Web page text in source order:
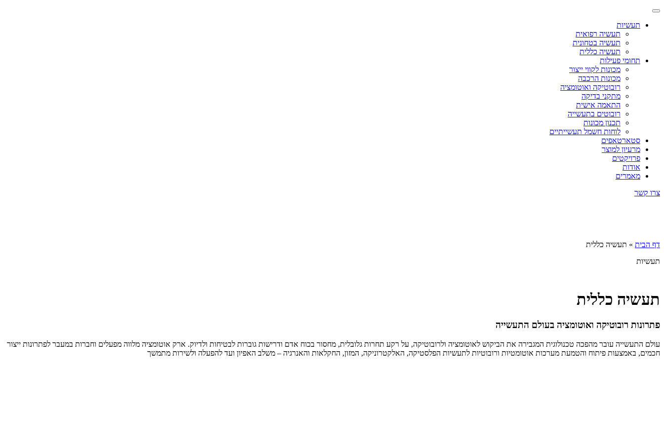
תעשיות
תעשיה רפואית
תעשיה בטחונית
תעשיה כללית
תחומי פעילות
מכונות לקווי ייצור
מכונות הרכבה
רובוטיקה ואוטומציה
מתקני בדיקה
התאמה אישית
רובוטים בתעשייה
תכנון מכונות
לוחות חשמל תעשייתיים
סטארטאפים
מרעיון למוצר
פרויקטים
אודות
מאמרים
צרו קשר
דף הבית » תעשיה כללית
תעשיות
תעשיה כללית
פתרונות רובוטיקה ואוטומציה בעולם התעשייה
עולם התעשייה עובר מהפכה טכנולוגית המגבירה את הביקוש לאוטומציה ולרובוטיקה, על רקע תחרות גלובלית, מחסור בכוח אדם ודרישות גוברות לבטיחות ולדיוק. ארק אוטומציה מלווה מפעלים וחברות במעבר לפתרונות ייצור
חכמים, באמצעות פיתוח והטמעת מערכות אוטומטיות ורובוטיות לתעשיות הפלסטיקה, האלקטרוניקה, המזון, החקלאות והאנרגיה – משלב האפיון ועד להפעלה ולשירות מתמשך